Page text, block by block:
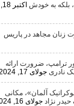
بلکه به خودش
اکتبر 18,
مجاهد در پاریس
ترامپ، ضرورت ارائه
نادری جولای 17, 2024
آلمان»، مکانی
نژاد جولای 16, 2024